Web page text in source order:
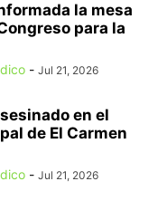
la mesa
para la
- Jul 21, 2026
en el
de El Carmen
- Jul 21, 2026